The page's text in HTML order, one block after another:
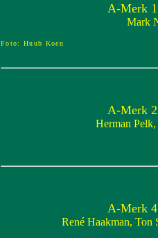
A-Merk 1
Mark
Foto: Huub Koen
A-Merk 2
Herman
A-Merk 4
René Haakman, Ton